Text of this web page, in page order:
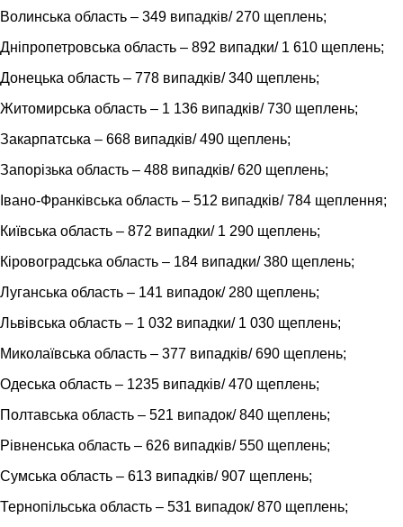
Волинська область – 349 випадків/ 270 щеплень;
Дніпропетровська область – 892 випадки/ 1 610 щеплень;
Донецька область – 778 випадків/ 340 щеплень;
Житомирська область – 1 136 випадків/ 730 щеплень;
Закарпатська – 668 випадків/ 490 щеплень;
Запорізька область – 488 випадків/ 620 щеплень;
Івано-Франківська область – 512 випадків/ 784 щеплення;
Київська область – 872 випадки/ 1 290 щеплень;
Кіровоградська область – 184 випадки/ 380 щеплень;
Луганська область – 141 випадок/ 280 щеплень;
Львівська область – 1 032 випадки/ 1 030 щеплень;
Миколаївська область – 377 випадків/ 690 щеплень;
Одеська область – 1235 випадків/ 470 щеплень;
Полтавська область – 521 випадок/ 840 щеплень;
Рівненська область – 626 випадків/ 550 щеплень;
Сумська область – 613 випадків/ 907 щеплень;
Тернопільська область – 531 випадок/ 870 щеплень;